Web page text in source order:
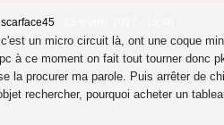
scarface45
un micro circuit là, ont une coque
à ce moment on fait tout tourner donc
la procurer ma parole. Puis arrêter de
rechercher, pourquoi acheter un